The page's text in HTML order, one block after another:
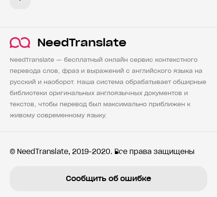
NeedTranslate
NeedTranslate — бесплатный онлайн сервис контекстного
перевода слов, фраз и выражений с английского языка на
русский и наоборот. Наша система обрабатывает обширные
библиотеки оригинальных англоязычных документов и
текстов, чтобы перевод был максимально приближен к
живому современному языку.
© NeedTranslate, 2019-2020. Все права защищены
Сообщить об ошибке